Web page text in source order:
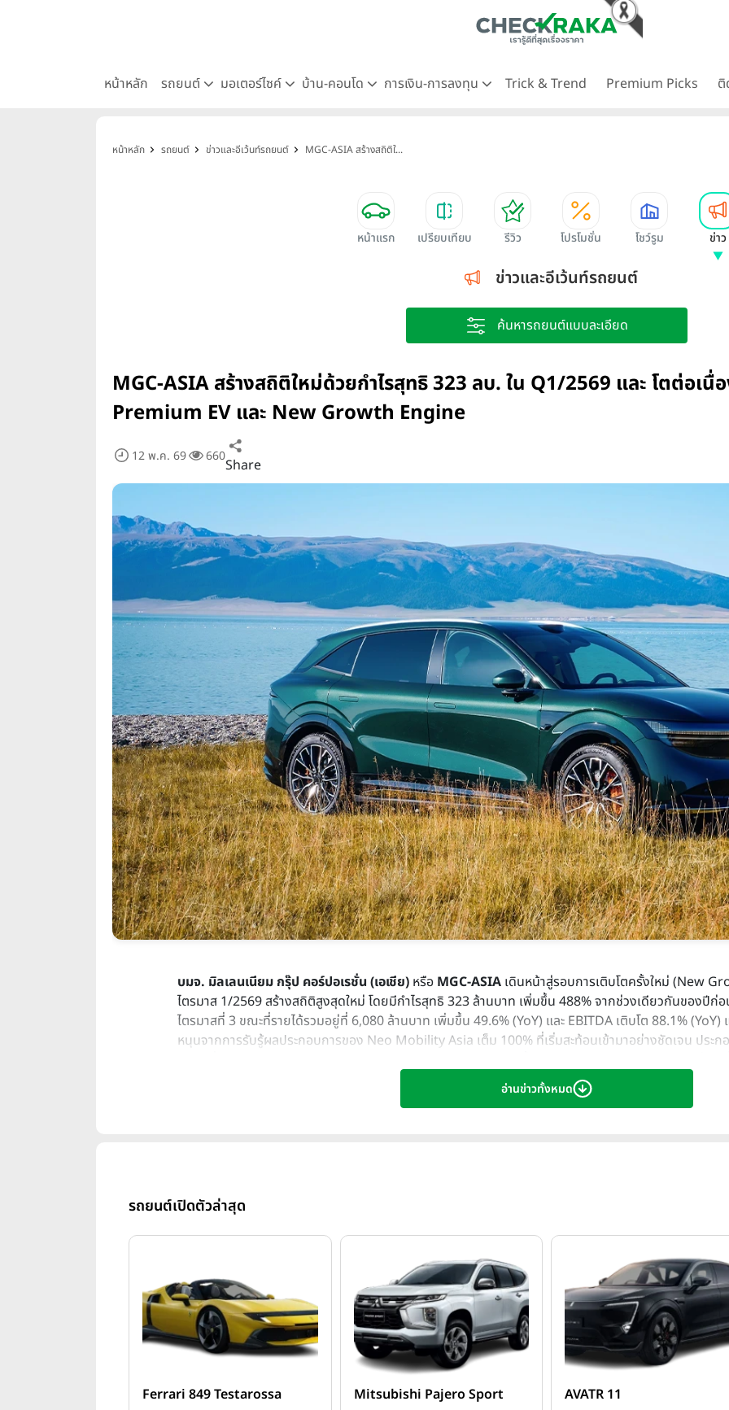
หน้าหลัก รถยนต์ มอเตอร์ไซค์ บ้าน-คอนโด การเงิน-การลงทุน Trick & Trend Premium Picks ติ
หน้าหลัก รถยนต์ ข่าวและอีเว้นท์รถยนต์ MGC-ASIA สร้างสถิติใ...
หน้าแรก เปรียบเทียบ รีวิว โปรโมชั่น โชว์รูม ข่าว
ข่าวและอีเว้นท์รถยนต์
ค้นหารถยนต์แบบละเอียด
MGC-ASIA สร้างสถิติใหม่ด้วยกำไรสุทธิ 323 ลบ. ใน Q1/2569 และ โตต่อเ
Premium EV และ New Growth Engine
12 พ.ค. 69 660Share
บมจ. มิลเลนเนียม กรุ๊ป คอร์ปอเรชั่น (เอเชีย) หรือ MGC-ASIA เดินหน้าสู่รอบการเติบโตครั้งใหม่ (New
ไตรมาส 1/2569 สร้างสถิติสูงสุดใหม่ โดยมีกำไรสุทธิ 323 ล้านบาท เพิ่มขึ้น 488% จากช่วงเดียวกันของปีก่อ
ไตรมาสที่ 3 ขณะที่รายได้รวมอยู่ที่ 6,080 ล้านบาท เพิ่มขึ้น 49.6% (YoY) และ EBITDA เติบโต 88.1% (YoY)
หนุนจากการรับรู้ผลประกอบการของ Neo Mobility Asia เต็ม 100% ที่เริ่มสะท้อนเข้ามาอย่างชัดเจน ประ
อ่านข่าวทั้งหมด
รถยนต์เปิดตัวล่าสุด
Ferrari 849 Testarossa Mitsubishi Pajero Sport AVATR 11